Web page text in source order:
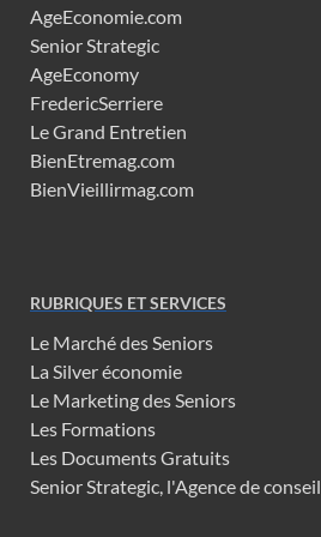
AgeEconomie.com
Senior Strategic
AgeEconomy
FredericSerriere
Le Grand Entretien
BienEtremag.com
BienVieillirmag.com
RUBRIQUES ET SERVICES
Le Marché des Seniors
La Silver économie
Le Marketing des Seniors
Les Formations
Les Documents Gratuits
Senior Strategic, l'Agence de conseil